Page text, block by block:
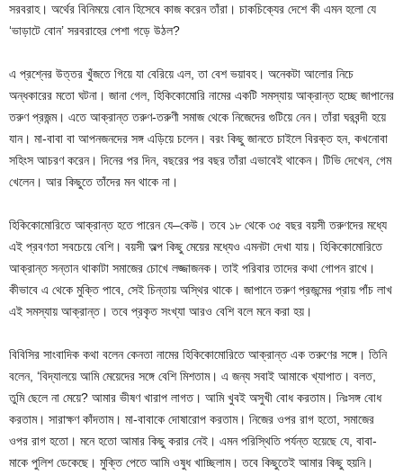
সরবরাহ। অর্থের বিনিময়ে বোন হিসেবে কাজ করেন তাঁরা। চাকচিক্যের দেশে কী এমন হলো যে
‘ভাড়াটে বোন’ সরবরাহের পেশা গড়ে উঠল?
এ প্রশ্নের উত্তর খুঁজতে গিয়ে যা বেরিয়ে এল, তা বেশ ভয়াবহ। অনেকটা আলোর নিচে
অন্ধকারের মতো ঘটনা। জানা গেল, হিকিকোমোরি নামের একটি সমস্যায় আক্রান্ত হচ্ছে জাপানের
তরুণ প্রজন্ম। এতে আক্রান্ত তরুণ-তরুণী সমাজ থেকে নিজেদের গুটিয়ে নেন। তাঁরা ঘরবন্দী হয়ে
যান। মা-বাবা বা আপনজনদের সঙ্গ এড়িয়ে চলেন। বরং কিছু জানতে চাইলে বিরক্ত হন, কখনোবা
সহিংস আচরণ করেন। দিনের পর দিন, বছরের পর বছর তাঁরা এভাবেই থাকেন। টিভি দেখেন, গেম
খেলেন। আর কিছুতে তাঁদের মন থাকে না।
হিকিকোমোরিতে আক্রান্ত হতে পারেন যে–কেউ। তবে ১৮ থেকে ৩৫ বছর বয়সী তরুণদের মধ্যে
এই প্রবণতা সবচেয়ে বেশি। বয়সী অল্প কিছু মেয়ের মধ্যেও এমনটা দেখা যায়। হিকিকোমোরিতে
আক্রান্ত সন্তান থাকাটা সমাজের চোখে লজ্জাজনক। তাই পরিবার তাদের কথা গোপন রাখে।
কীভাবে এ থেকে মুক্তি পাবে, সেই চিন্তায় অস্থির থাকে। জাপানে তরুণ প্রজন্মের প্রায় পাঁচ লাখ
এই সমস্যায় আক্রান্ত। তবে প্রকৃত সংখ্যা আরও বেশি বলে মনে করা হয়।
বিবিসির সাংবাদিক কথা বলেন কেনতা নামের হিকিকোমোরিতে আক্রান্ত এক তরুণের সঙ্গে। তিনি
বলেন, ‘বিদ্যালয়ে আমি মেয়েদের সঙ্গে বেশি মিশতাম। এ জন্য সবাই আমাকে খ্যাপাত। বলত,
তুমি ছেলে না মেয়ে? আমার ভীষণ খারাপ লাগত। আমি খুবই অসুখী বোধ করতাম। নিঃসঙ্গ বোধ
করতাম। সারাক্ষণ কাঁদতাম। মা-বাবাকে দোষারোপ করতাম। নিজের ওপর রাগ হতো, সমাজের
ওপর রাগ হতো। মনে হতো আমার কিছু করার নেই। এমন পরিস্থিতি পর্যন্ত হয়েছে যে, বাবা-
মাকে পুলিশ ডেকেছে। মুক্তি পেতে আমি ওষুধ খাচ্ছিলাম। তবে কিছুতেই আমার কিছু হয়নি।